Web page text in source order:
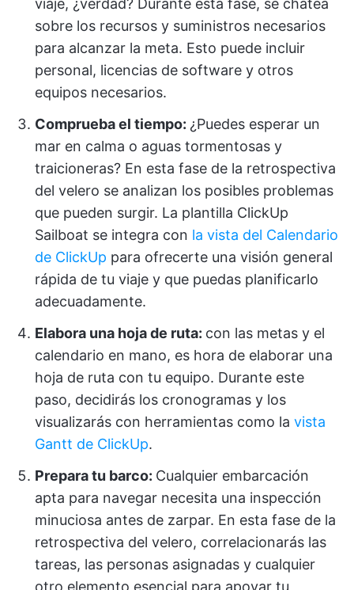
viaje, ¿verdad? Durante esta fase, se chatea
sobre los recursos y suministros necesarios
para alcanzar la meta. Esto puede incluir
personal, licencias de software y otros
equipos necesarios.
Comprueba el tiempo: ¿Puedes esperar un
mar en calma o aguas tormentosas y
traicioneras? En esta fase de la retrospectiva
del velero se analizan los posibles problemas
que pueden surgir. La plantilla ClickUp
Sailboat se integra con la vista del Calendario
de ClickUp para ofrecerte una visión general
rápida de tu viaje y que puedas planificarlo
adecuadamente.
Elabora una hoja de ruta: con las metas y el
calendario en mano, es hora de elaborar una
hoja de ruta con tu equipo. Durante este
paso, decidirás los cronogramas y los
visualizarás con herramientas como la vista
Gantt de ClickUp.
Prepara tu barco: Cualquier embarcación
apta para navegar necesita una inspección
minuciosa antes de zarpar. En esta fase de la
retrospectiva del velero, correlacionarás las
tareas, las personas asignadas y cualquier
otro elemento esencial para apoyar tu